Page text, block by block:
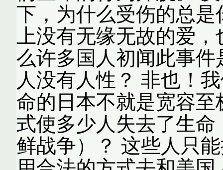
下，为什么受伤的总
上没有无缘无故的爱
么许多国人初闻此事
人没有人性？ 非也！
命的日本不就是宽容至
式使多少人失去了生
鲜战争）？ 这些人只